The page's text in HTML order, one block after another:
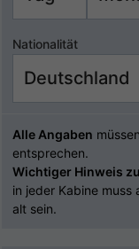
Nationalität
Alle Angaben
entsprechen.
Wichtiger Hinweis
in jeder Kabine muss
alt sein.